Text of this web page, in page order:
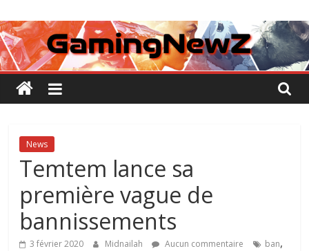
au
contenu
GamingNewZ
Tests
et
Actu
des
vidéo
News
Temtem lance sa
première vague de
bannissements
3 février 2020 Midnailah Aucun commentaire ban,